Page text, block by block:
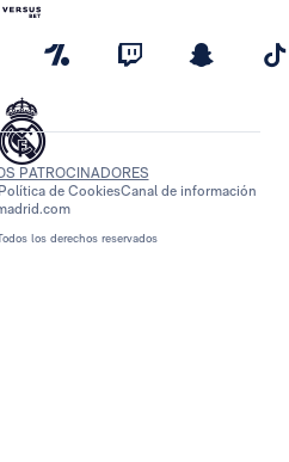
los derechos reservados
PATROCINADORES
Política de CookiesCanal de información